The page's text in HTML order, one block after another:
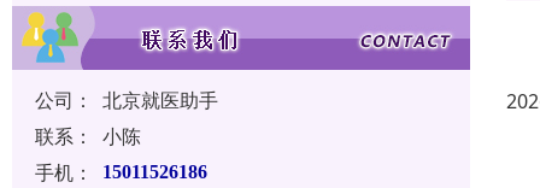
公司：
北京就医助手
联系：
小陈
手机：
15011526186